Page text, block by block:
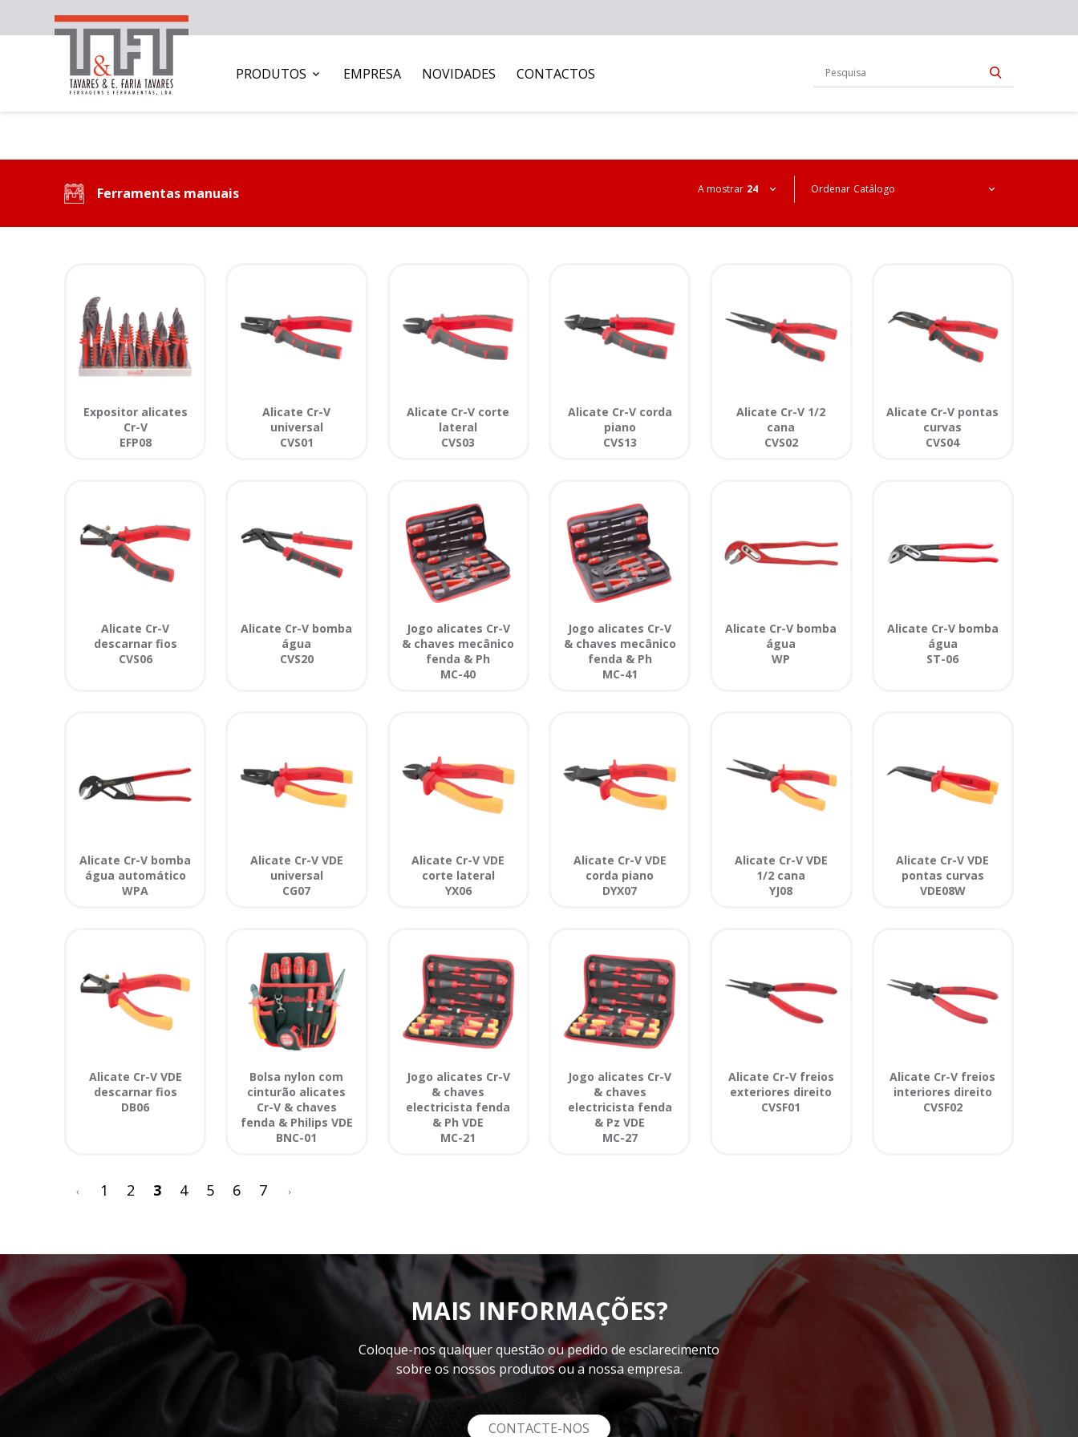
PRODUTOS EMPRESA NOVIDADES CONTACTOS
Ferramentas manuais A mostrar 24 Ordenar Catálogo
Expositor alicates
Cr-V
EFP08
Alicate Cr-V
universal
CVS01
Alicate Cr-V corte
lateral
CVS03
Alicate Cr-V corda
piano
CVS13
Alicate Cr-V 1/2
cana
CVS02
Alicate Cr-V pontas
curvas
CVS04
Alicate Cr-V
descarnar fios
CVS06
Alicate Cr-V bomba
água
CVS20
Jogo alicates Cr-V
& chaves mecânico
fenda & Ph
MC-40
Jogo alicates Cr-V
& chaves mecânico
fenda & Ph
MC-41
Alicate Cr-V bomba
água
WP
Alicate Cr-V bomba
água
ST-06
Alicate Cr-V bomba
água automático
WPA
Alicate Cr-V VDE
universal
CG07
Alicate Cr-V VDE
corte lateral
YX06
Alicate Cr-V VDE
corda piano
DYX07
Alicate Cr-V VDE
1/2 cana
YJ08
Alicate Cr-V VDE
pontas curvas
VDE08W
Alicate Cr-V VDE
descarnar fios
DB06
Bolsa nylon com
cinturão alicates
Cr-V & chaves
fenda & Philips VDE
BNC-01
Jogo alicates Cr-V
& chaves
electricista fenda
& Ph VDE
MC-21
Jogo alicates Cr-V
& chaves
electricista fenda
& Pz VDE
MC-27
Alicate Cr-V freios
exteriores direito
CVSF01
Alicate Cr-V freios
interiores direito
CVSF02
1 2 3 4 5 6 7
MAIS INFORMAÇÕES?
Coloque-nos qualquer questão ou pedido de esclarecimento
sobre os nossos produtos ou a nossa empresa.
CONTACTE-NOS